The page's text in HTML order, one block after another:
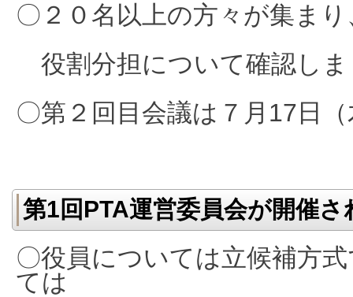
〇２０名以上の方々が集ま
役割分担について確認し
〇第２回目会議は７月17日
第1回PTA運営委員会が開催さ
〇役員については立候補方
ては